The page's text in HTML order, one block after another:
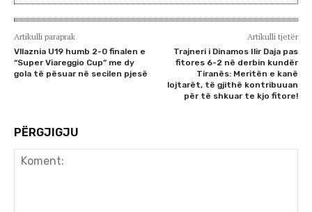
Artikulli paraprak
Vllaznia U19 humb 2-0 finalen e
“Super Viareggio Cup” me dy
gola të pësuar në secilen pjesë
Artikulli tjetër
Trajneri i Dinamos Ilir Daja pas
fitores 6-2 në derbin kundër
Tiranës: Meritën e kanë
lojtarët, të gjithë kontribuuan
për të shkuar te kjo fitore!
PËRGJIGJU